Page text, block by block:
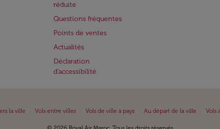
réduite
Questions fréquentes
Points de ventes
Actualités
Déclaration
d’accessibilité
la ville Vols entre villes Vols de ville à pays Au départ de la ville Vols